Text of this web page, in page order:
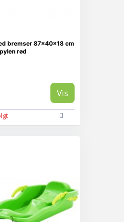
bremser 87x40x18 cm
rød
Vis